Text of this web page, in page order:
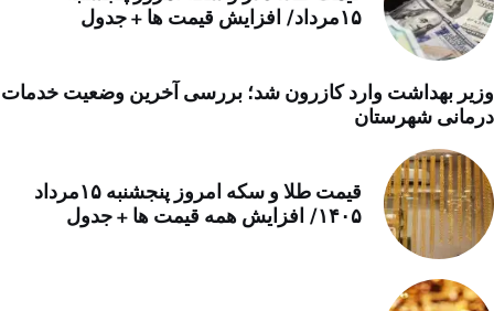
۱۵مرداد/ افزایش قیمت ها + جدول
وزیر بهداشت وارد کازرون شد؛ بررسی آخرین وضعیت خدمات
درمانی شهرستان
قیمت طلا و سکه امروز پنجشنبه ۱۵مرداد
۱۴۰۵/ افزایش همه قیمت ها + جدول